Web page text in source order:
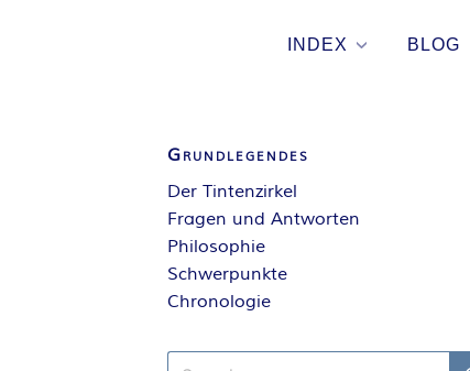
INDEX BLOG
Grundlegendes
Der Tintenzirkel
Fragen und Antworten
Philosophie
Schwerpunkte
Chronologie
Search